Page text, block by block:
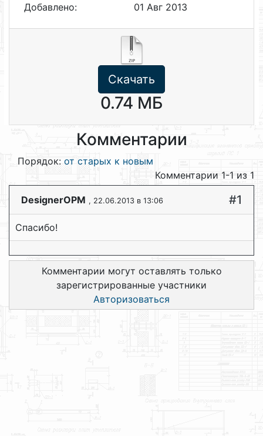
Добавлено:
01 Авг 2013
Скачать
0.74 МБ
Комментарии
Порядок: от старых к новым
Комментарии 1-1 из 1
DesignerOPM , 22.06.2013 в 13:06 #1
Спасибо!
Комментарии могут оставлять только
зарегистрированные участники
Авторизоваться